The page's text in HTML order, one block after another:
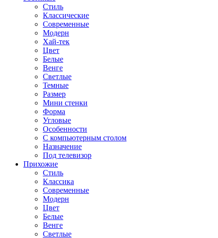
Стиль
Классические
Современные
Модерн
Хай-тек
Цвет
Белые
Венге
Светлые
Темные
Размер
Мини стенки
Форма
Угловые
Особенности
С компьютерным столом
Назначение
Под телевизор
Прихожие
Стиль
Классика
Современные
Модерн
Цвет
Белые
Венге
Светлые